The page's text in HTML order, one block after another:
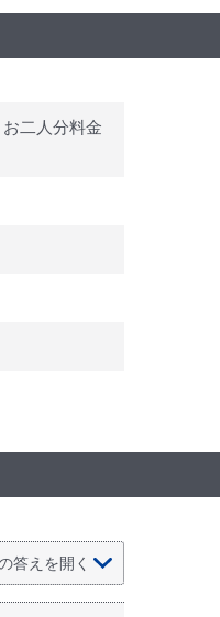
二人分料金